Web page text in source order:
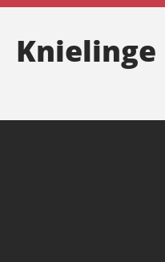
Knielinge